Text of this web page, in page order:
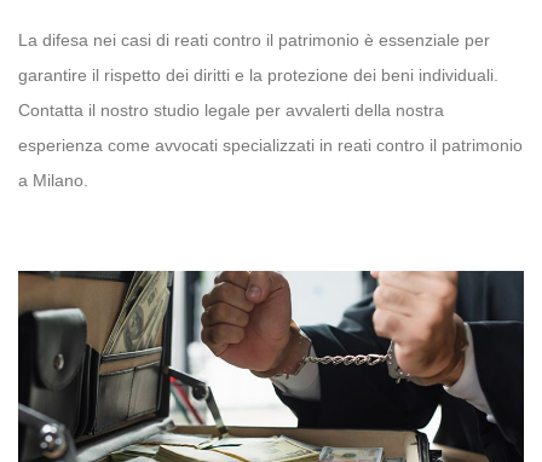
La difesa nei casi di reati contro il patrimonio è essenziale per
garantire il rispetto dei diritti e la protezione dei beni individuali.
Contatta il nostro studio legale per avvalerti della nostra
esperienza come avvocati specializzati in reati contro il patrimonio
a Milano.